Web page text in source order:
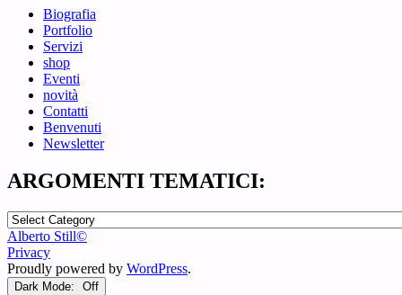
Biografia
Portfolio
Servizi
shop
Eventi
novità
Contatti
Benvenuti
Newsletter
ARGOMENTI TEMATICI:
ARGOMENTI
TEMATICI:
Alberto Still©
Privacy
Proudly powered by WordPress.
Dark Mode: